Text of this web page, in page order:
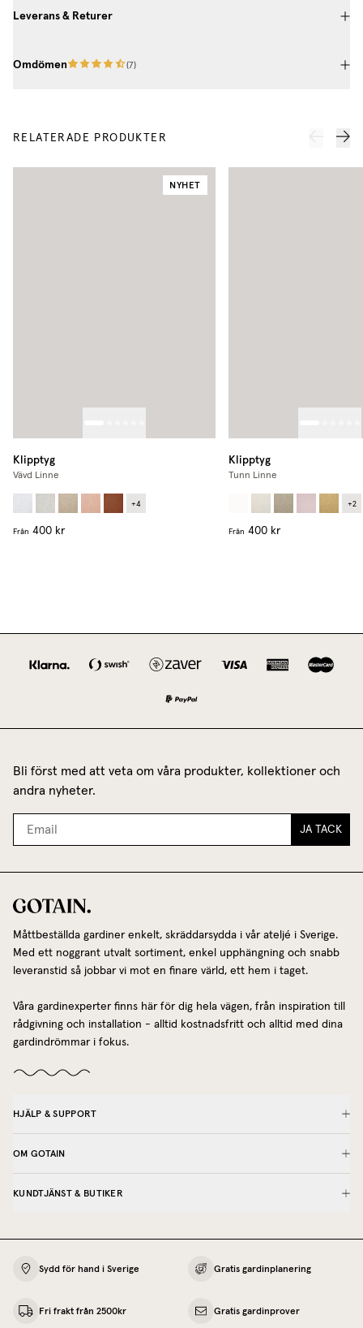
Leverans & Returer
Omdömen (7)
RELATERADE PRODUKTER
NYHET
Klipptyg
Vävd Linne
+4
Från 400 kr
Klipptyg
Tunn Linne
+2
Från 400 kr
Bli först med att veta om våra produkter, kollektioner och
andra nyheter.
JA TACK
Måttbeställda gardiner enkelt, skräddarsydda i vår ateljé i Sverige.
Med ett noggrant utvalt sortiment, enkel upphängning och snabb
leveranstid så jobbar vi mot en finare värld, ett hem i taget.
Våra gardinexperter finns här för dig hela vägen, från inspiration till
rådgivning och installation - alltid kostnadsfritt och alltid med dina
gardindrömmar i fokus.
HJÄLP & SUPPORT
OM GOTAIN
KUNDTJÄNST & BUTIKER
Sydd för hand i Sverige Gratis gardinplanering
Fri frakt från 2500kr Gratis gardinprover